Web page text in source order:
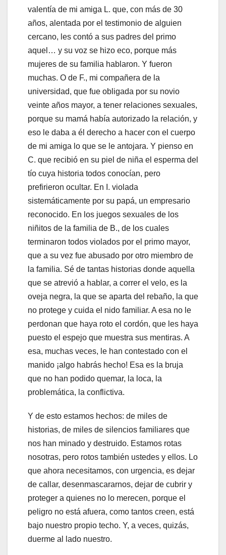
valentía de mi amiga L. que, con más de 30
años, alentada por el testimonio de alguien
cercano, les contó a sus padres del primo
aquel… y su voz se hizo eco, porque más
mujeres de su familia hablaron. Y fueron
muchas. O de F., mi compañera de la
universidad, que fue obligada por su novio
veinte años mayor, a tener relaciones sexuales,
porque su mamá había autorizado la relación, y
eso le daba a él derecho a hacer con el cuerpo
de mi amiga lo que se le antojara. Y pienso en
C. que recibió en su piel de niña el esperma del
tío cuya historia todos conocían, pero
prefirieron ocultar. En I. violada
sistemáticamente por su papá, un empresario
reconocido. En los juegos sexuales de los
niñitos de la familia de B., de los cuales
terminaron todos violados por el primo mayor,
que a su vez fue abusado por otro miembro de
la familia. Sé de tantas historias donde aquella
que se atrevió a hablar, a correr el velo, es la
oveja negra, la que se aparta del rebaño, la que
no protege y cuida el nido familiar. A esa no le
perdonan que haya roto el cordón, que les haya
puesto el espejo que muestra sus mentiras. A
esa, muchas veces, le han contestado con el
manido ¡algo habrás hecho! Esa es la bruja
que no han podido quemar, la loca, la
problemática, la conflictiva.
Y de esto estamos hechos: de miles de
historias, de miles de silencios familiares que
nos han minado y destruido. Estamos rotas
nosotras, pero rotos también ustedes y ellos. Lo
que ahora necesitamos, con urgencia, es dejar
de callar, desenmascararnos, dejar de cubrir y
proteger a quienes no lo merecen, porque el
peligro no está afuera, como tantos creen, está
bajo nuestro propio techo. Y, a veces, quizás,
duerme al lado nuestro.